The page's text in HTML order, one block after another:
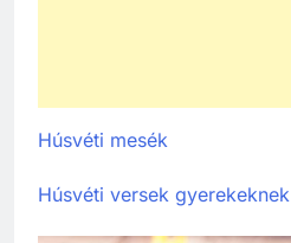
Húsvéti mesék
Húsvéti versek gyerekeknek